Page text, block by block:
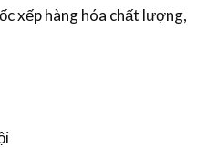
xếp hàng hóa chất lượng,